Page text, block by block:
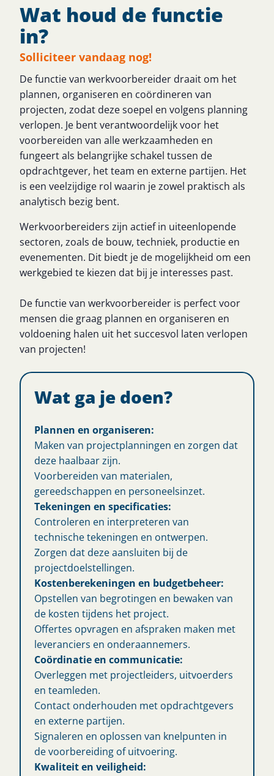
Wat houd de functie
in?
Solliciteer vandaag nog!
De functie van werkvoorbereider draait om het
plannen, organiseren en coördineren van
projecten, zodat deze soepel en volgens planning
verlopen. Je bent verantwoordelijk voor het
voorbereiden van alle werkzaamheden en
fungeert als belangrijke schakel tussen de
opdrachtgever, het team en externe partijen. Het
is een veelzijdige rol waarin je zowel praktisch als
analytisch bezig bent.
Werkvoorbereiders zijn actief in uiteenlopende
sectoren, zoals de bouw, techniek, productie en
evenementen. Dit biedt je de mogelijkheid om een
werkgebied te kiezen dat bij je interesses past.
De functie van werkvoorbereider is perfect voor
mensen die graag plannen en organiseren en
voldoening halen uit het succesvol laten verlopen
van projecten!
Wat ga je doen?
Plannen en organiseren:
Maken van projectplanningen en zorgen dat
deze haalbaar zijn.
Voorbereiden van materialen,
gereedschappen en personeelsinzet.
Tekeningen en specificaties:
Controleren en interpreteren van
technische tekeningen en ontwerpen.
Zorgen dat deze aansluiten bij de
projectdoelstellingen.
Kostenberekeningen en budgetbeheer:
Opstellen van begrotingen en bewaken van
de kosten tijdens het project.
Offertes opvragen en afspraken maken met
leveranciers en onderaannemers.
Coördinatie en communicatie:
Overleggen met projectleiders, uitvoerders
en teamleden.
Contact onderhouden met opdrachtgevers
en externe partijen.
Signaleren en oplossen van knelpunten in
de voorbereiding of uitvoering.
Kwaliteit en veiligheid: